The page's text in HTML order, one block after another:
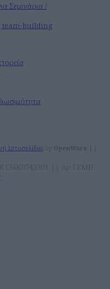
Σεμινάρια /
team-building
Ιστοσελίδας by OpenWare ||
|| Αρ ΓΕΜΗ: